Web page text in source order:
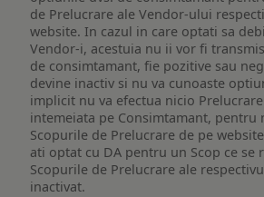
de Prelucrare ale Vendor-ului
website. In cazul in care optati sa
Vendor-i, acestuia nu ii vor fi
de consimtamant, fie pozitive sau
devine inactiv si nu va cunoaste
implicit nu va efectua nicio
intemeiata pe Consimtamant,
Scopurile de Prelucrare de pe
ati optat cu DA pentru un Scop ce se
Scopurile de Prelucrare ale
inactivat.